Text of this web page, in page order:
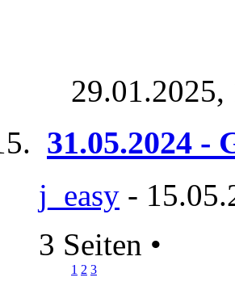
29.01.2025,
31.05.2024 -
j_easy -
3 Seiten •
1 2 3